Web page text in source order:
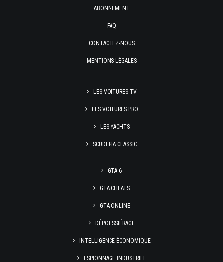
ABONNEMENT
FAQ
CONTACTEZ-NOUS
MENTIONS LÉGALES
LES VOITURES TV
LES VOITURES PRO
LES YACHTS
SCUDERIA CLASSIC
GTA 6
GTA CHEATS
GTA ONLINE
DÉPOUSSIÉRAGE
INTELLIGENCE ÉCONOMIQUE
ESPIONNAGE INDUSTRIEL